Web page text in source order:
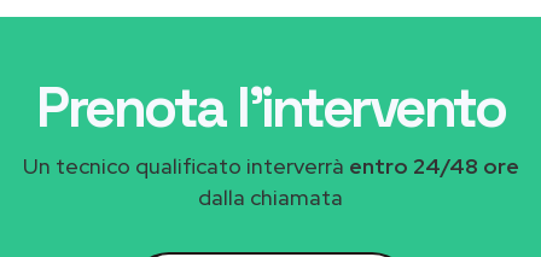
Prenota l'intervento
Un tecnico qualificato interverrà entro 24/48 ore
dalla chiamata